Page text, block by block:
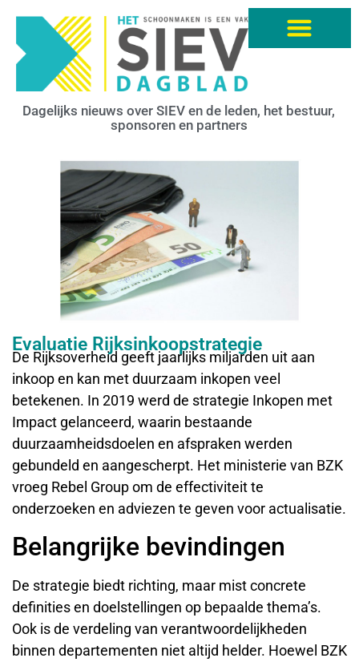
Dagelijks nieuws over SIEV en de leden, het bestuur,
sponsoren en partners
Evaluatie Rijksinkoopstrategie
De Rijksoverheid geeft jaarlijks miljarden uit aan
inkoop en kan met duurzaam inkopen veel
betekenen. In 2019 werd de strategie Inkopen met
Impact gelanceerd, waarin bestaande
duurzaamheidsdoelen en afspraken werden
gebundeld en aangescherpt. Het ministerie van BZK
vroeg Rebel Group om de effectiviteit te
onderzoeken en adviezen te geven voor actualisatie.
Belangrijke bevindingen
De strategie biedt richting, maar mist concrete
definities en doelstellingen op bepaalde thema’s.
Ook is de verdeling van verantwoordelijkheden
binnen departementen niet altijd helder. Hoewel BZK